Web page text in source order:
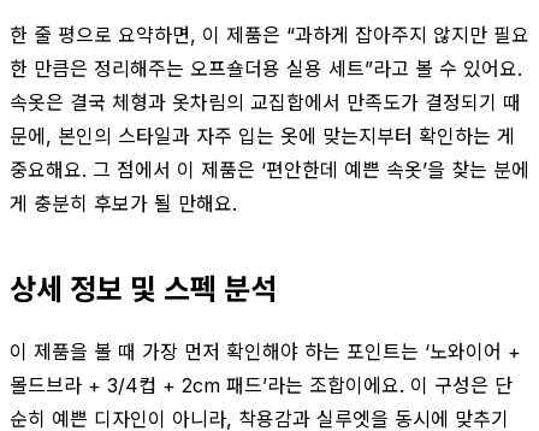
한 줄 평으로 요약하면, 이 제품은 “과하게 잡아주지 않지만 필요
한 만큼은 정리해주는 오프숄더용 실용 세트”라고 볼 수 있어요.
속옷은 결국 체형과 옷차림의 교집합에서 만족도가 결정되기 때
문에, 본인의 스타일과 자주 입는 옷에 맞는지부터 확인하는 게
중요해요. 그 점에서 이 제품은 ‘편안한데 예쁜 속옷’을 찾는 분에
게 충분히 후보가 될 만해요.
상세 정보 및 스펙 분석
이 제품을 볼 때 가장 먼저 확인해야 하는 포인트는 ‘노와이어 +
몰드브라 + 3/4컵 + 2cm 패드’라는 조합이에요. 이 구성은 단
순히 예쁜 디자인이 아니라, 착용감과 실루엣을 동시에 맞추기